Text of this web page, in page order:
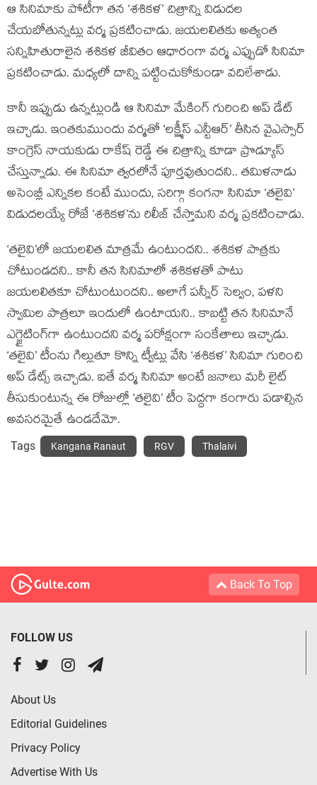
ఆ సినిమాకు పోటీగా తన ‘శశికళ’ చిత్రాన్ని విడుదల
చేయబోతున్నట్లు వర్మ ప్రకటించాడు. జయలలితకు అత్యంత
సన్నిహితురాలైన శశికళ జీవితం ఆధారంగా వర్మ ఎప్పుడో సినిమా
ప్రకటించాడు. మధ్యలో దాన్ని పట్టించుకోకుండా వదిలేశాడు.
కానీ ఇప్పుడు ఉన్నట్లుండి ఆ సినిమా మేకింగ్ గురించి అప్ డేట్
ఇచ్చాడు. ఇంతకుముందు వర్మతో ‘లక్ష్మీస్ ఎన్టీఆర్’ తీసిన వైఎస్సార్
కాంగ్రెస్ నాయకుడు రాకేష్ రెడ్డే ఈ చిత్రాన్ని కూడా ప్రొడ్యూస్
చేస్తున్నాడు. ఈ సినిమా త్వరలోనే పూర్తవుతుందని.. తమిళనాడు
అసెంబ్లీ ఎన్నికల కంటే ముందు, సరిగ్గా కంగనా సినిమా ‘తలైవి’
విడుదలయ్యే రోజే ‘శశికళ’ను రిలీజ్ చేస్తామని వర్మ ప్రకటించాడు.
‘తలైవి’లో జయలలిత మాత్రమే ఉంటుందని.. శశికళ పాత్రకు
చోటుండదని.. కానీ తన సినిమాలో శశికళతో పాటు
జయలలితకూ చోటుంటుందని.. అలాగే పన్నీర్ సెల్వం, పళని
స్వామిల పాత్రలూ ఇందులో ఉంటాయని.. కాబట్టి తన సినిమానే
ఎగ్జైటింగ్‌గా ఉంటుందని వర్మ పరోక్షంగా సంకేతాలు ఇచ్చాడు.
‘తలైవి’ టీంను గిల్లుతూ కొన్ని ట్వీట్లు వేసి ‘శశికళ’ సినిమా గురించి
అప్ డేట్స్ ఇచ్చాడు. ఐతే వర్మ సినిమా అంటే జనాలు మరీ లైట్
తీసుకుంటున్న ఈ రోజుల్లో ‘తలైవి’ టీం పెద్దగా కంగారు పడాల్సిన
అవసరమైతే ఉండదేమో.
Tags Kangana Ranaut RGV Thalaivi
Back To Top
FOLLOW US
About Us
Editorial Guidelines
Privacy Policy
Advertise With Us